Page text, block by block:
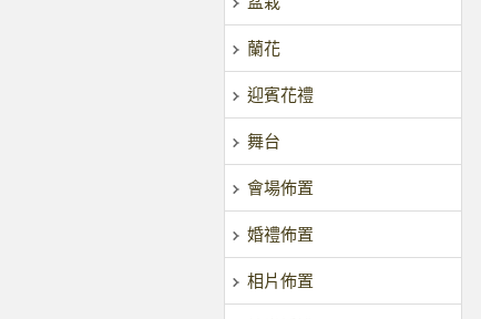
蘭花
迎賓花禮
舞台
會場佈置
婚禮佈置
相片佈置